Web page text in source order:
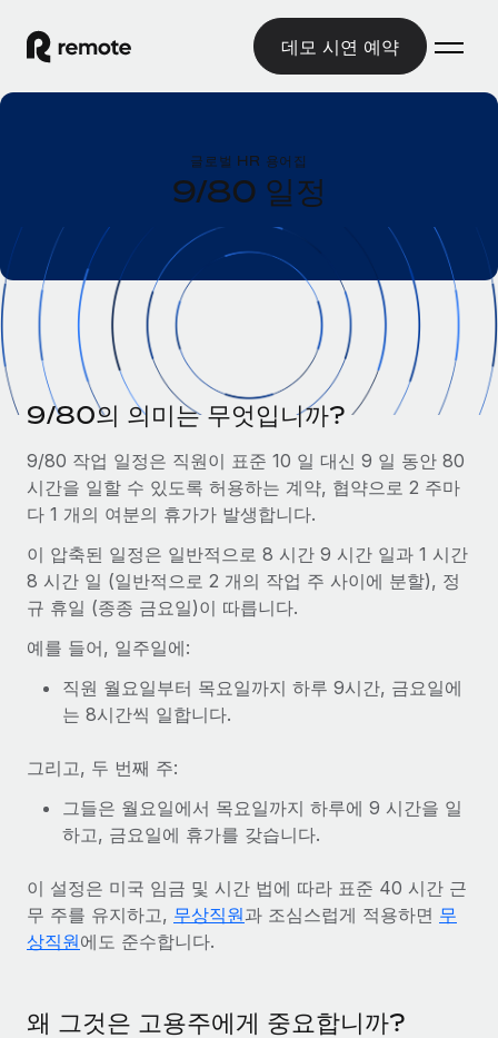
데모 시연 예약
글로벌 고용
글로벌 급여
규정을 준수하며 급여 지급을 손쉽게 처리
기록상 고용주(EOR)
법인 설립 비용 없이 전 세계로 사업을 확장
기록상 계약자
계약자 관리
전 세계 계약자의 온보딩 및 관리
PEO
복잡한 고용 업무를 아웃소싱
인프라
Remote 통합
HR을 워크플로에 매끄럽게 통합
플랫폼
연결 새로운
통합
핵심 비즈니스 도구로 프로세스를 간소화
글로벌 서비스 제공
국가별 정보
국가별 글로벌 채용 지원 알아보기
미국 주별 정보
미국 모든 주 전역에서 채용 업무를 간소화
Remote와 다른 솔루션 비교
다른 업체들과 비교해보기
성장 단계
스타트업
맞춤형 HR 솔루션으로 팀 확장
대기업을 위한 글로벌 HR
REMOTE 파트너 되기
전략적 기술 파트너
플랫폼에 글로벌 HR을 유연하게 통합
파트너 되기
Remote Build 곧 제공 예정
리소스
도구 및 계산기
오분류 리스크 평가 도구
국가별 직원 오분류 리스크 확인
국가별 총 인건비 계산
계약자 지급 계산기
REMOTE와 함께 배우기
리서치 및 가이드
사례 연구
직무 설명 라이브러리
웨비나
이벤트
급여 및 인재 인사이트
한국어
English
Nederlands
Français
Deutsch
Español
Italiano
Português (Portugal)
한국어
글로벌 HR 용어집
9/80 일정
9/80의 의미는 무엇입니까?
9/80 작업 일정은 직원이 표준 10 일 대신 9 일 동안 80
시간을 일할 수 있도록 허용하는 계약, 협약으로 2 주마
다 1 개의 여분의 휴가가 발생합니다.
이 압축된 일정은 일반적으로 8 시간 9 시간 일과 1 시간
8 시간 일 (일반적으로 2 개의 작업 주 사이에 분할), 정
규 휴일 (종종 금요일)이 따릅니다.
예를 들어, 일주일에:
직원 월요일부터 목요일까지 하루 9시간, 금요일에
는 8시간씩 일합니다.
그리고, 두 번째 주:
그들은 월요일에서 목요일까지 하루에 9 시간을 일
하고, 금요일에 휴가를 갖습니다.
이 설정은 미국 임금 및 시간 법에 따라 표준 40 시간 근
무 주를 유지하고, 무상직원과 조심스럽게 적용하면 무
상직원에도 준수합니다.
왜 그것은 고용주에게 중요합니까?